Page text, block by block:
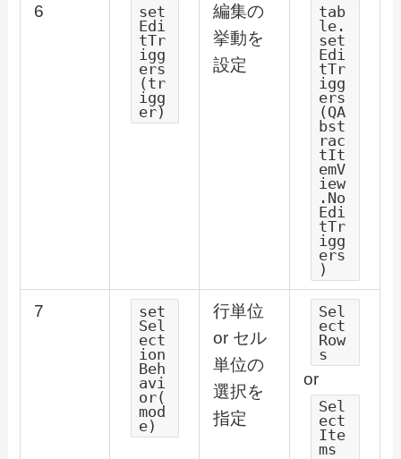
6
set
Edi
tTr
igg
ers
(tr
igg
er)
編集の
挙動を
設定
tab
le.
set
Edi
tTr
igg
ers
(QA
bst
rac
tIt
emV
iew
.No
Edi
tTr
igg
ers
)
7
set
Sel
ect
ion
Beh
avi
or(
mod
e)
行単位
or セル
単位の
選択を
指定
Sel
ect
Row
s
or
Sel
ect
Ite
ms